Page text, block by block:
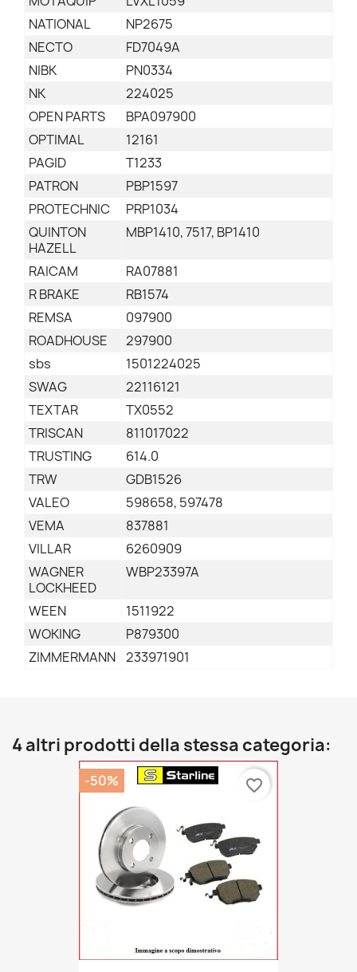
NATIONAL
NP2675
NECTO
FD7049A
NIBK
PN0334
NK
224025
OPEN PARTS
BPA097900
OPTIMAL
12161
PAGID
T1233
PATRON
PBP1597
PROTECHNIC
PRP1034
QUINTON
HAZELL
MBP1410, 7517, BP1410
RAICAM
RA07881
R BRAKE
RB1574
REMSA
097900
ROADHOUSE
297900
sbs
1501224025
SWAG
22116121
TEXTAR
TX0552
TRISCAN
811017022
TRUSTING
614.0
TRW
GDB1526
VALEO
598658, 597478
VEMA
837881
VILLAR
6260909
WAGNER
LOCKHEED
WBP23397A
WEEN
1511922
WOKING
P879300
ZIMMERMANN
233971901
4 altri prodotti della stessa categoria:
-50% favorite_border